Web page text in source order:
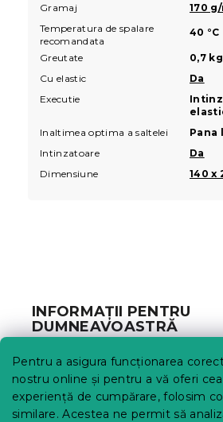
Pentru a asigura funcționarea
nostru online și pentru a vă oferi
experiență de cumpărare, folosim
similare. Acestea ne permit să
Gramaj
170 g/
Temperatura de spalare
recomandata
40 °C
Greutate
0,7 kg
Cu elastic
Da
Executie
Inaltimea optima a saltelei
Pana
Intinzatoare
Da
Dimensiune
140 x
o
INFORMAȚII PENTRU
DUMNEAVOASTRĂ
Urmărirea comenzii
Opțiuni de livrare
Metode de plată
Reclamații și retururi